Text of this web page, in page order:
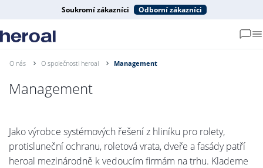
Soukromí zákazníci Odborní zákazníci
O nás O společnosti heroal Management
Management
Jako výrobce systémových řešení z hliníku pro rolety,
protisluneční ochranu, roletová vrata, dveře a fasády patří
heroal mezinárodně k vedoucím firmám na trhu. Klademe